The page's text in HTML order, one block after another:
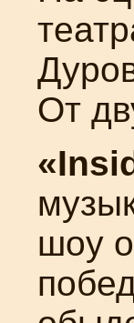
От
шоу